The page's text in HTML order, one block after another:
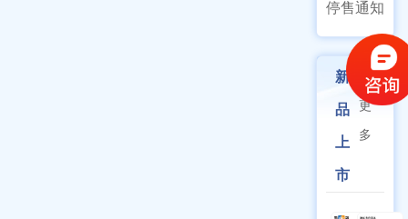
停售通知
新
品
上
市
更
多